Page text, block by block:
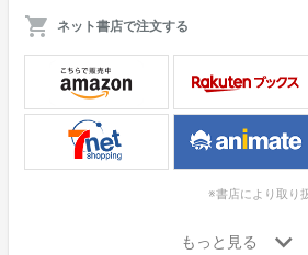
ネット書店で注文する
※書店により取り